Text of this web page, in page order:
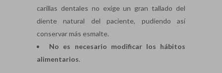
carillas dentales no exige un gran tallado del
diente natural del paciente, pudiendo así
conservar más esmalte.
No es necesario modificar los hábitos
alimentarios.